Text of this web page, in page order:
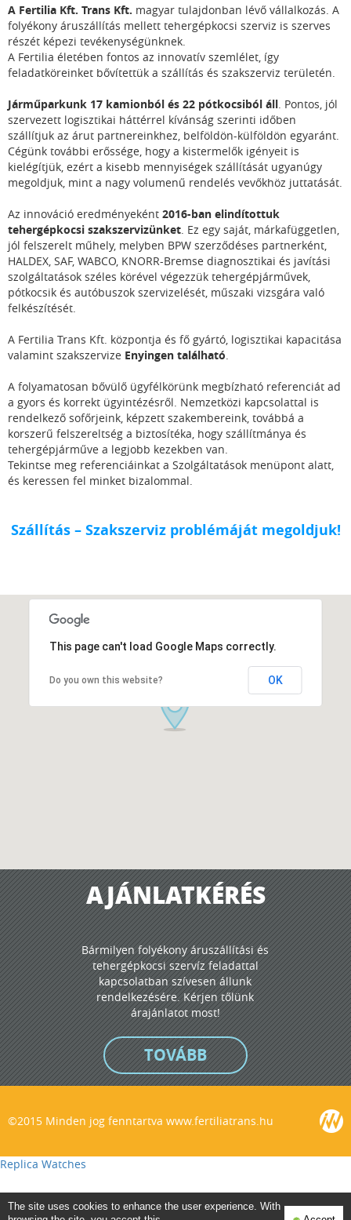
A Fertilia Kft. Trans Kft. magyar tulajdonban lévő vállalkozás. A
folyékony áruszállítás mellett tehergépkocsi szerviz is szerves
részét képezi tevékenységünknek.
A Fertilia életében fontos az innovatív szemlélet, így
feladatköreinket bővítettük a szállítás és szakszerviz területén.
Járműparkunk 17 kamionból és 22 pótkocsiból áll. Pontos, jól
szervezett logisztikai háttérrel kívánság szerinti időben
szállítjuk az árut partnereinkhez, belföldön-külföldön egyaránt.
Cégünk további erőssége, hogy a kistermelők igényeit is
kielégítjük, ezért a kisebb mennyiségek szállítását ugyanúgy
megoldjuk, mint a nagy volumenű rendelés vevőkhöz juttatását.
Az innováció eredményeként 2016-ban elindítottuk
tehergépkocsi szakszervizünket. Ez egy saját, márkafüggetlen,
jól felszerelt műhely, melyben BPW szerződéses partnerként,
HALDEX, SAF, WABCO, KNORR-Bremse diagnosztikai és javítási
szolgáltatások széles körével végezzük tehergépjárművek,
pótkocsik és autóbuszok szervizelését, műszaki vizsgára való
felkészítését.
A Fertilia Trans Kft. központja és fő gyártó, logisztikai kapacitása
valamint szakszervize Enyingen található.
A folyamatosan bővülő ügyfélkörünk megbízható referenciát ad
a gyors és korrekt ügyintézésről. Nemzetközi kapcsolattal is
rendelkező sofőrjeink, képzett szakembereink, továbbá a
korszerű felszereltség a biztosítéka, hogy szállítmánya és
tehergépjárműve a legjobb kezekben van.
Tekintse meg referenciáinkat a Szolgáltatások menüpont alatt,
és keressen fel minket bizalommal.
Szállítás – Szakszerviz problémáját megoldjuk!
This page can't load Google Maps correctly.
Do you own this website? OK
AJÁNLATKÉRÉS
Bármilyen folyékony áruszállítási és
tehergépkocsi szervíz feladattal
kapcsolatban szívesen állunk
rendelkezésére. Kérjen tőlünk
árajánlatot most!
TOVÁBB
©2015 Minden jog fenntartva www.fertiliatrans.hu
Replica Watches
The site uses cookies to enhance the user experience. With